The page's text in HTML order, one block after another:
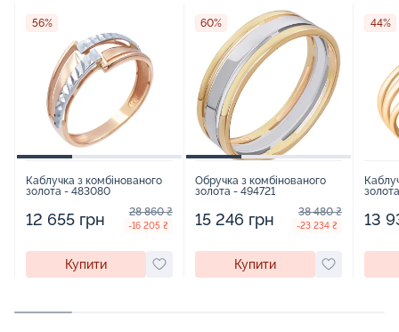
56%
Каблучка з комбінованого
золота - 483080
12 655 грн 28 860 ₴
-16 205 ₴
Купити
60%
Обручка з комбінованого
золота - 494721
15 246 грн 38 480 ₴
-23 234 ₴
Купити
44%
13